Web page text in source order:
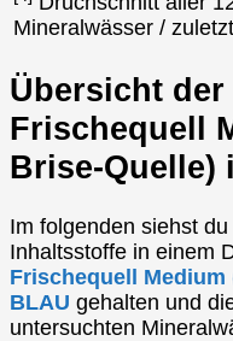
Mineralwässer /
Übersicht
Frischequell
Brise-Quelle)
Im folgenden siehst
Inhaltsstoffe in einem
Frischequell
BLAU gehalten und
untersuchten